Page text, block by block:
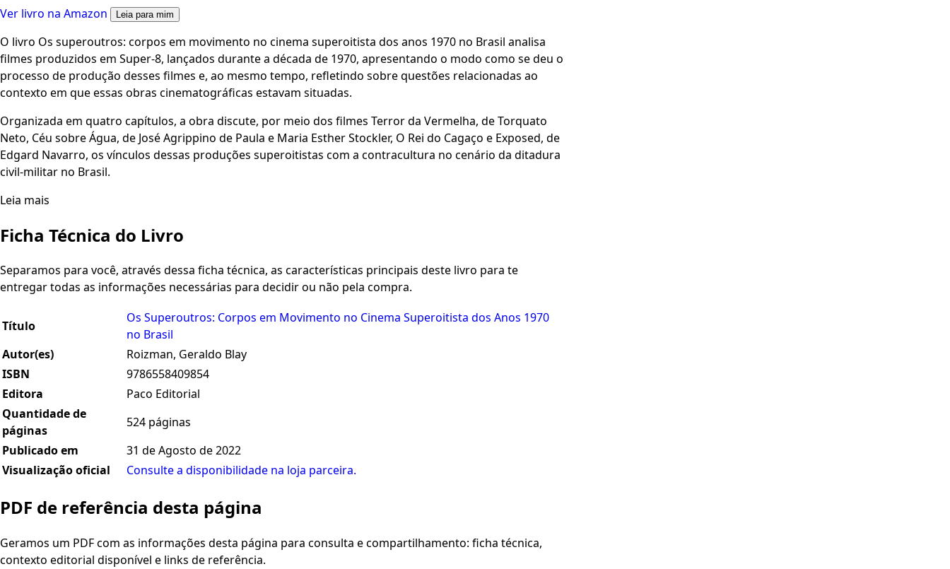
Ver livro na Amazon Leia para mim
O livro Os superoutros: corpos em movimento no cinema superoitista dos anos 1970 no Brasil analisa
filmes produzidos em Super-8, lançados durante a década de 1970, apresentando o modo como se deu o
processo de produção desses filmes e, ao mesmo tempo, refletindo sobre questões relacionadas ao
contexto em que essas obras cinematográficas estavam situadas.
Organizada em quatro capítulos, a obra discute, por meio dos filmes Terror da Vermelha, de Torquato
Neto, Céu sobre Água, de José Agrippino de Paula e Maria Esther Stockler, O Rei do Cagaço e Exposed, de
Edgard Navarro, os vínculos dessas produções superoitistas com a contracultura no cenário da ditadura
civil-militar no Brasil.
Leia mais
Ficha Técnica do Livro
Separamos para você, através dessa ficha técnica, as características principais deste livro para te
entregar todas as informações necessárias para decidir ou não pela compra.
Título
Os Superoutros: Corpos em Movimento no Cinema Superoitista dos Anos 1970
no Brasil
Autor(es)
Roizman, Geraldo Blay
ISBN
9786558409854
Editora
Paco Editorial
Quantidade de
páginas
524 páginas
Publicado em
31 de Agosto de 2022
Visualização oficial
Consulte a disponibilidade na loja parceira.
PDF de referência desta página
Geramos um PDF com as informações desta página para consulta e compartilhamento: ficha técnica,
contexto editorial disponível e links de referência.